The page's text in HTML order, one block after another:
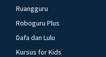
Ruangguru
Roboguru Plus
Dafa dan Lulu
Kursus for Kids